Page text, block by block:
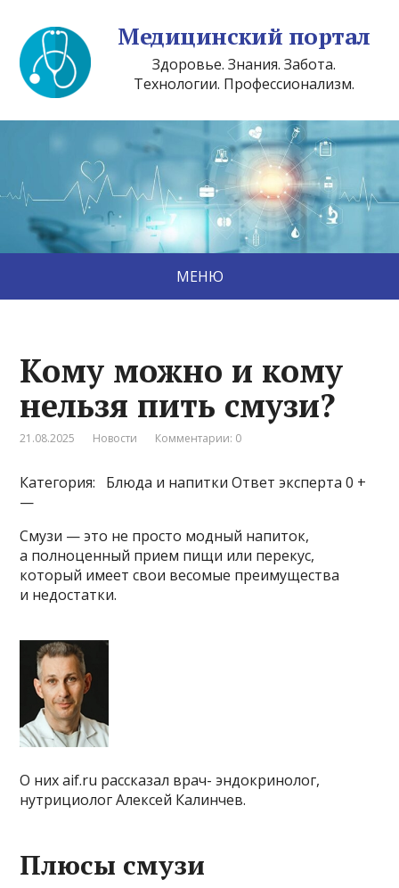
Медицинский портал
Здоровье. Знания. Забота.
Технологии. Профессионализм.
МЕНЮ
Кому можно и кому
нельзя пить смузи?
21.08.2025 Новости Комментарии: 0
Категория: Блюда и напиткиОтвет эксперта 0 +
—
Смузи — это не просто модный напиток,
а полноценный прием пищи или перекус,
который имеет свои весомые преимущества
и недостатки.
О них aif.ru рассказал врач- эндокринолог,
нутрициолог Алексей Калинчев.
Плюсы смузи